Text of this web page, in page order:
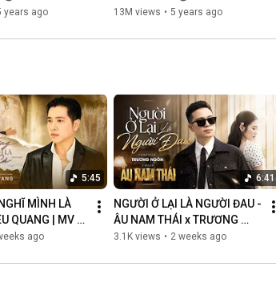
Hồ 2021
years ago
Webdrama Yang Hồ 2021
13M views • 5 years ago
5:45
MÌNH LÀ
QUANG | MV
ago
6:41
NGƯỜI Ở LẠI LÀ NGƯỜI ĐAU -
ÂU NAM THÁI x TRƯƠNG
NGÔN | MV OFFICIAL
3.1K views • 2 weeks ago